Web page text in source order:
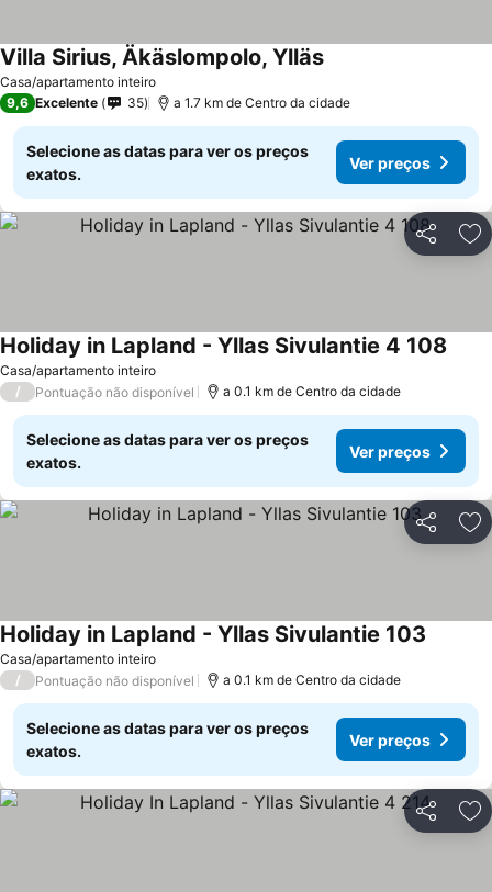
Casa/apartamento inteiro
Villa Sirius, Äkäslompolo, Ylläs
9,6 Excelente 35 a 1.7 km de Centro da cidade
Selecione as datas para ver os preços
exatos.
Ver preços
Partilhar
Casa/apartamento inteiro
Holiday in Lapland - Yllas Sivulantie 4 108
/ Pontuação não disponível a 0.1 km de Centro da cidade
Selecione as datas para ver os preços
exatos.
Ver preços
Partilhar
Casa/apartamento inteiro
Holiday in Lapland - Yllas Sivulantie 103
/ Pontuação não disponível a 0.1 km de Centro da cidade
Selecione as datas para ver os preços
exatos.
Ver preços
Partilhar